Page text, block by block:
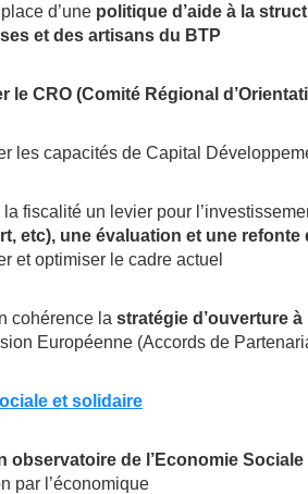
d’une politique d’aide à la
et des artisans du BTP
le CRO (Comité Régional
les capacités de Capital
la fiscalité un levier pour
etc), une évaluation et une
et optimiser le cadre actuel
cohérence la stratégie d’ouverture
Européenne (Accords de
et solidaire
observatoire de l’Economie
par l’économique